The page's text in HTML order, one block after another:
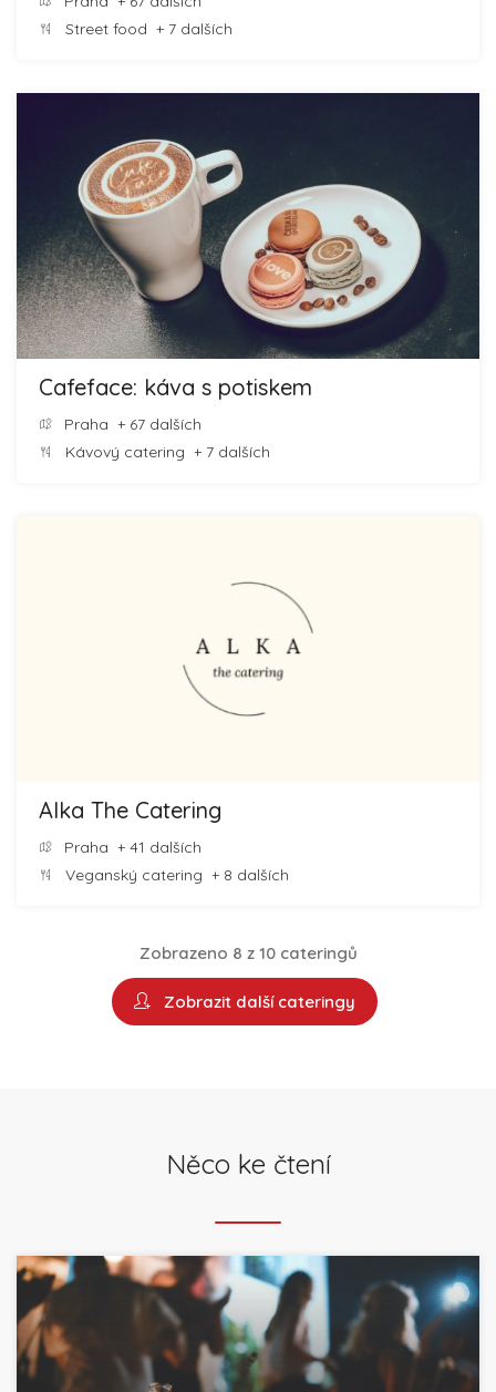
Street food + 7 dalších
Cafeface: káva s potiskem
Praha + 67 dalších
Kávový catering + 7 dalších
Alka The Catering
Praha + 41 dalších
Veganský catering + 8 dalších
Zobrazeno 8 z 10 cateringů
Zobrazit další cateringy
Něco ke čtení